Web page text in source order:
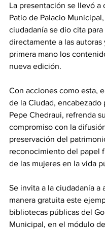
La presentación se llevó a
Patio de Palacio
ciudadanía se dio cita para
directamente a las autoras
primera mano los
nueva edición.
Con acciones como esta,
de la Ciudad, encabezado
Pepe Chedraui, refrenda su
compromiso con la
preservación del
reconocimiento del papel
de las mujeres en la vida
Se invita a la ciudadanía a
manera gratuita este
bibliotecas públicas del
Municipal, en el módulo